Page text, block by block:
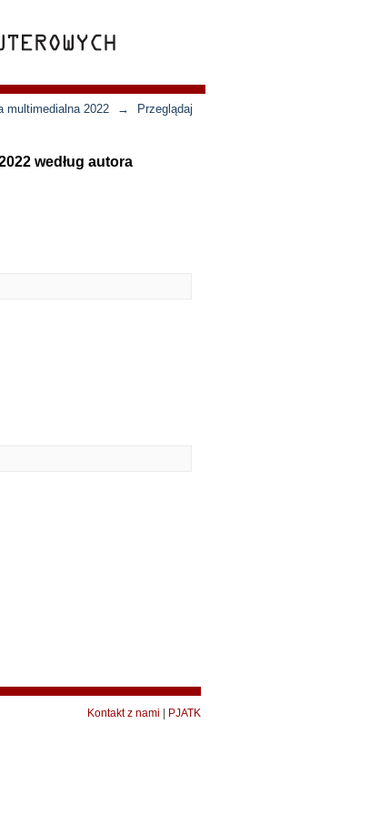
multimedialna 2022 →
Przeglądaj
według autora
Kontakt z nami PJATK